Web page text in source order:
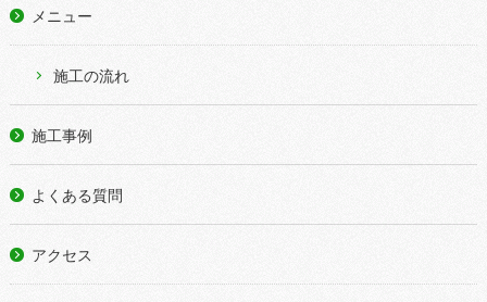
メニュー
施工の流れ
施工事例
よくある質問
アクセス